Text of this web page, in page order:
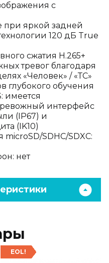
с
при яркой задней
120 дБ True
сжатия H.265+
тревог благодаря
«Человек» / «ТС»
глубокого обучения
имеется
интерфейс
(IP67) и
(IK10)
SDHC/SDXC:
нет
EOL!